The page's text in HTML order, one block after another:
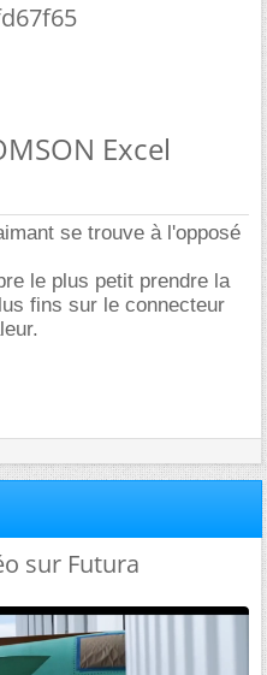
Excel
se trouve à l'opposé
le plus petit prendre la
fins sur le connecteur
sur Futura